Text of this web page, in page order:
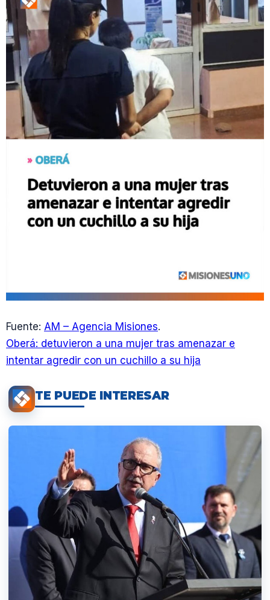
Fuente: AM – Agencia Misiones.
Oberá: detuvieron a una mujer tras amenazar e
intentar agredir con un cuchillo a su hija
TE PUEDE INTERESAR